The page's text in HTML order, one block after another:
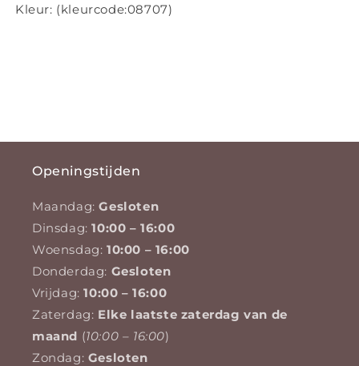
Kleur: (kleurcode:08707)
Openingstijden
Maandag:Gesloten
Dinsdag:10:00 – 16:00
Woensdag: 10:00 – 16:00
Donderdag: Gesloten
Vrijdag:10:00 – 16:00
Zaterdag: Elke laatste zaterdag van de
maand (10:00 – 16:00)
Zondag: Gesloten